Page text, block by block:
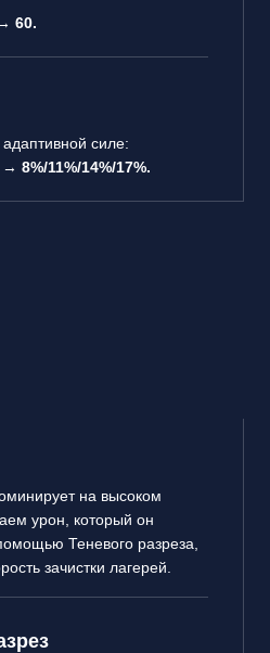
60.
силе:
→ 8%/11%/14%/17%.
на высоком
урон, который он
Теневого разреза,
зачистки лагерей.